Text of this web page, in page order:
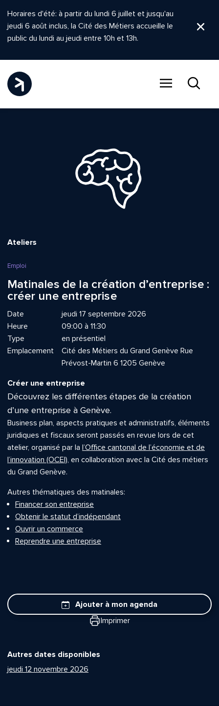
Horaires d'été: à partir du lundi 6 juillet et jusqu'au
jeudi 6 août inclus, la Cité des Métiers accueille le
public du lundi au jeudi entre 10h et 13h.
Ateliers
Emploi
Matinales de la création d’entreprise :
créer une entreprise
Date
jeudi 17 septembre 2026
Heure
09:00 à 11:30
Type
en présentiel
Emplacement
Cité des Métiers du Grand Genève Rue
Prévost-Martin 6 1205 Genève
Créer une entreprise
Découvrez les différentes étapes de la création
d’une entreprise à Genève.
Business plan, aspects pratiques et administratifs, éléments
juridiques et fiscaux seront passés en revue lors de cet
atelier, organisé par la l’Office cantonal de l’économie et de
l’innovation (OCEI), en collaboration avec la Cité des métiers
du Grand Genève.
Autres thématiques des matinales:
Financer son entreprise
Obtenir le statut d’indépendant
Ouvrir un commerce
Reprendre une entreprise
Ajouter à mon agenda
Imprimer
Autres dates disponibles
jeudi 12 novembre 2026